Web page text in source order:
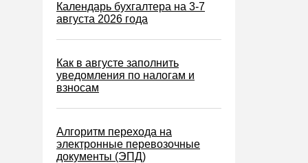
Возврат и зачет налогов
Налоговые проверки
Ответственность
Статистика
Онлайн-кассы ККТ ККМ
Календарь бухгалтера на 3-7
августа 2026 года
Как в августе заполнить
уведомления по налогам и
взносам
Алгоритм перехода на
электронные перевозочные
документы (ЭПД)